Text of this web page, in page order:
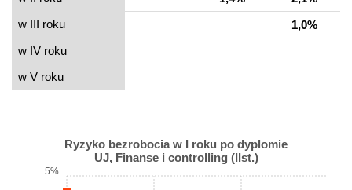
w III roku
1,0%
w IV roku
w V roku
Ryzyko bezrobocia w I roku po dyplomie
UJ, Finanse i controlling (IIst.)
5%